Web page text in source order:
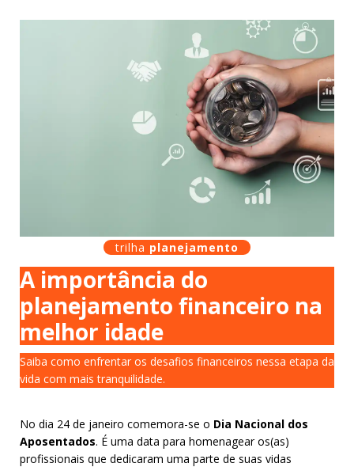
trilha planejamento
A importância do
planejamento financeiro na
melhor idade
Saiba como enfrentar os desafios financeiros nessa etapa da
vida com mais tranquilidade.
No dia 24 de janeiro comemora-se o Dia Nacional dos
Aposentados. É uma data para homenagear os(as)
profissionais que dedicaram uma parte de suas vidas